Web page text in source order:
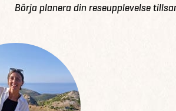
Börja planera din reseupplevelse